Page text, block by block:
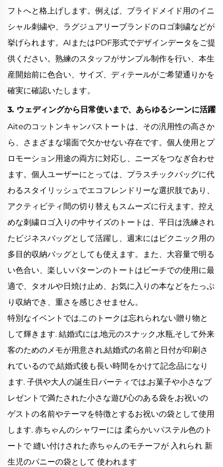
フトへと格上げします。例えば、ブライドメイド用のイニ
シャル刺繍や、ラグジュアリーブランドのロゴ刺繍などが
挙げられます。AIまたはPDF形式でデザインデータをご提
供ください。熟練のスタッフがサンプル制作を行い、本生
産開始前に色合い、サイズ、ディテールがご希望通りかを
確実に確認いたします。
3. ウェディングから日常使いまで、あらゆるシーンに活躍
Aiteのコットンキャンバストートは、その汎用性の高さか
ら、さまざまな場面で欠かせない存在です。個人使用とプ
ロモーション用途の両方に対応し、ニーズをつなぎ合わせ
ます。個人ユーザーにとっては、プラスチックバッグに代
わるスタイリッシュでエコフレンドリーな選択肢であり、
アクティビティ間の切り替えもスムーズに行えます。控え
めな刺繍ロゴ入りの中サイズのトートは、平日は洗練され
たビジネスバッグとして活躍し、週末にはピクニック用の
多目的収納バッグとしても使えます。また、大容量で明る
い色合い、楽しいパターンのトートはビーチでの使用に最
適で、タオルや日焼け止め、お気に入りの本などをたっぷ
り収納でき、重さを感じさせません。
特別なイベントでは,このトークは忘れられない贈り物と
して輝きます. 結婚式には,地元のスナック,水瓶,そして外来
客のためのメモが用意され,結婚式の名前と日付が印刷さ
れているので,結婚式後も長い時間をかけて記念品になり
ます. 子供や大人の誕生日パーティでは,お菓子や小さなプ
レゼントで満たされた小さな遊び心のある袋を,お祝いの
ゲストの名前やテーマを特徴とするお祝いの袋として使用
します. 赤ちゃんのシャワーには 柔らかいパステル色のト
ートで 縫い付けされた赤ちゃんのモチーフが 入れられ 新
生児のパニーの袋として 使われます